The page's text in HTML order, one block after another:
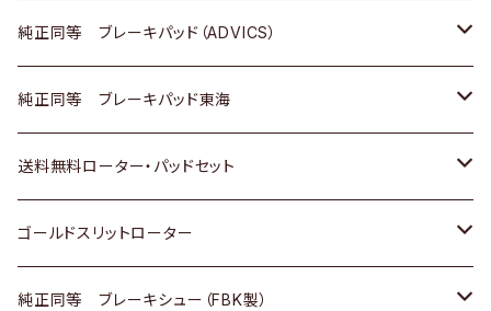
三菱
スバル
日野
三菱ふそう
ＢＭＷ
マツダ
三菱
日野
三菱ふそう
三菱
日野
三菱ふそう
その他
ダイハツ
マツダ
三菱
スバル
日産
いすゞ
ダイハツ
マツダ
三菱
いすゞ
ダイハツ
マツダ
三菱
ホンダ
スズキ
日産
ダイハツ
マツダ
トヨタ
ホンダ
スズキ
日産
いすゞ
純正同等 ブレーキパッド（ADVICS）
トヨタ
ホンダ
スズキ
日産
純正同等 ブレーキパッド東海
トヨタ
ホンダ
日産
送料無料ローター・パッドセット
トヨタ
ホンダ
ゴールドスリットローター
トヨタ
純正同等 ブレーキシュー（FBK製）